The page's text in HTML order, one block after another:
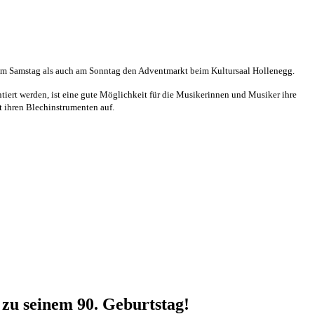
als auch am Sonntag den Adventmarkt beim Kultursaal Hollenegg.
werden, ist eine gute Möglichkeit für die Musikerinnen und Musiker ihre
Blechinstrumenten auf.
seinem 90. Geburtstag!